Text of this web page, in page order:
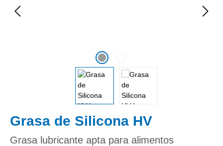
Grasa de Silicona HV
Grasa lubricante apta para alimentos